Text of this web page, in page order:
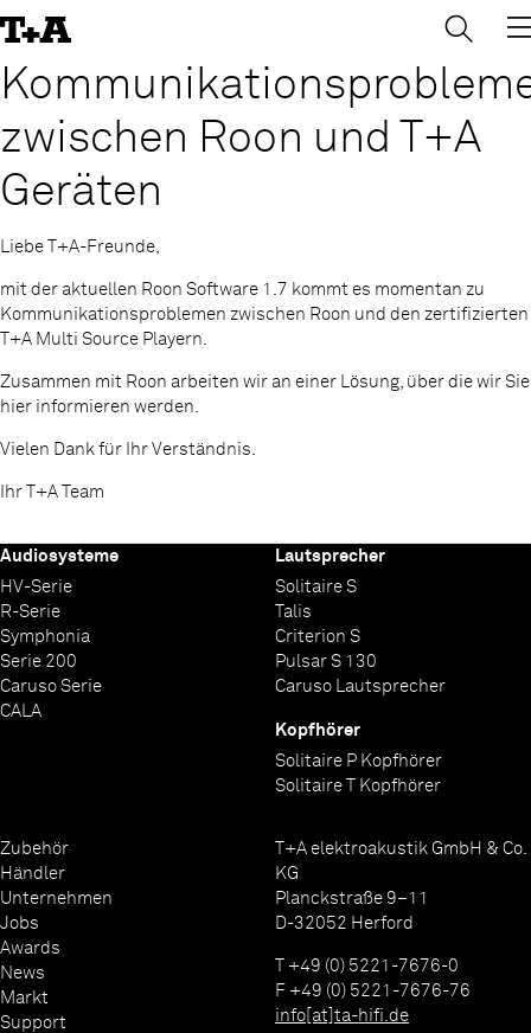
to
zwischen Roon und T+A
Geräten
Liebe T+A-Freunde,
mit der aktuellen Roon Software 1.7 kommt es momentan zu
Kommunikationsproblemen zwischen Roon und den zertifizierten
T+A Multi Source Playern.
Zusammen mit Roon arbeiten wir an einer Lösung, über die wir Sie
hier informieren werden.
Vielen Dank für Ihr Verständnis.
Ihr T+A Team
Audiosysteme
HV-Serie
R-Serie
Symphonia
Serie 200
Caruso Serie
CALA
Lautsprecher
Solitaire S
Talis
Criterion S
Pulsar S 130
Caruso Lautsprecher
Kopfhörer
Solitaire P Kopfhörer
Solitaire T Kopfhörer
Zubehör
Händler
Unternehmen
Jobs
Awards
News
Markt
Support
T+A elektroakustik GmbH & Co.
KG
Planckstraße 9–11
D-32052 Herford
T +49 (0) 5221-7676-0
F +49 (0) 5221-7676-76
info[at]ta-hifi.de
→ ×